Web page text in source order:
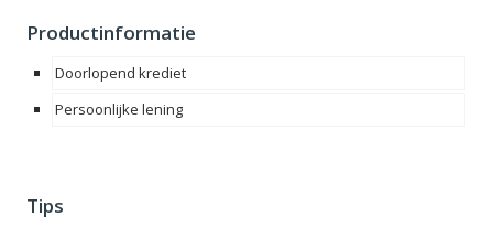
Productinformatie
Doorlopend krediet
Persoonlijke lening
Tips